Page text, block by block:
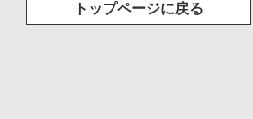
トップページに戻る